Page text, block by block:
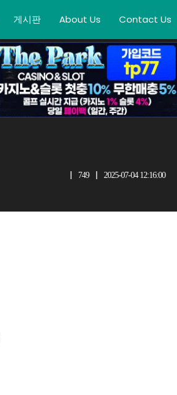
게시판 About Us Contact Us
| 749 | 2025-07-04 12:16:00